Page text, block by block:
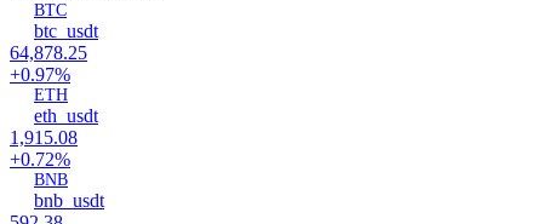
BTC
btc_usdt
64,878.25
+0.97%
ETH
eth_usdt
1,915.08
+0.72%
BNB
bnb_usdt